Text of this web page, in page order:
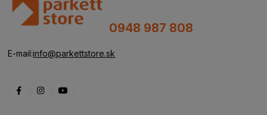
0948 987 808
E-mail:info@parkettstore.sk